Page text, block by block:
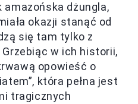
amazońska dżungla,
okazji stanąć od
się tam tylko z
w ich historii,
opowieść o
która pełna jest
tragicznych